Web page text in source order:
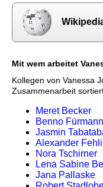
Mit wem arbeitet
Kollegen von Vanessa
Zusammenarbeit
Meret Becker
Benno Fürmann
Jasmin
Alexander
Nora Tschirner
Lena Sabine
Jana Pallaske